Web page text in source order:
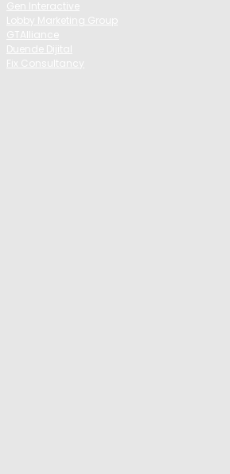
Gen Interactive
Lobby Marketing Group
GTAlliance
Duende Dijital
Fix Consultancy